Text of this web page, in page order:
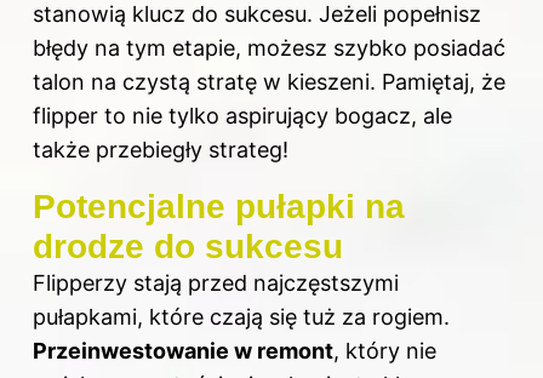
stanowią klucz do sukcesu. Jeżeli popełnisz
błędy na tym etapie, możesz szybko posiadać
talon na czystą stratę w kieszeni. Pamiętaj, że
flipper to nie tylko aspirujący bogacz, ale
także przebiegły strateg!
Potencjalne pułapki na
drodze do sukcesu
Flipperzy stają przed najczęstszymi
pułapkami, które czają się tuż za rogiem.
Przeinwestowanie w remont, który nie